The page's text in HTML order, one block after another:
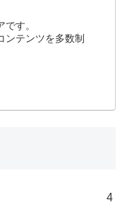
す。
ンテンツを多数制
4